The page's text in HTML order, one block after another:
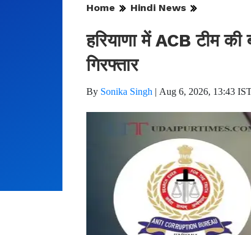
Home Hindi News
हरियाणा में ACB टीम की
गिरफ्तार
By Sonika Singh | Aug 6, 2026, 13:43